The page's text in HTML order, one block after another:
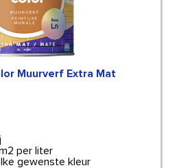
Muurverf Extra Mat
per liter
gewenste kleur